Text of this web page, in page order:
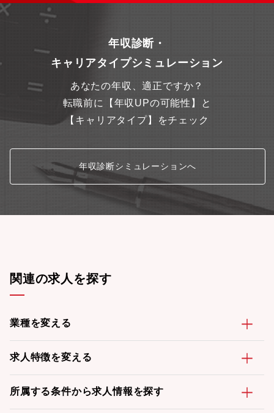
年収診断・
キャリアタイプシミュレーション
あなたの年収、適正ですか？
転職前に【年収UPの可能性】と
【キャリアタイプ】をチェック
年収診断シミュレーションへ
関連の求人を探す
業種を変える
求人特徴を変える
所属する条件から求人情報を探す